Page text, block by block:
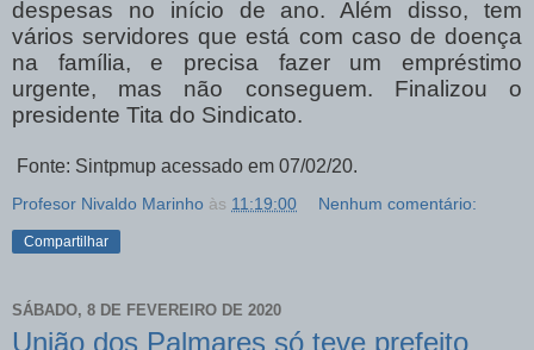
despesas no início de ano. Além disso, tem
vários servidores que está com caso de doença
na família, e precisa fazer um empréstimo
urgente, mas não conseguem. Finalizou o
presidente Tita do Sindicato.
Fonte: Sintpmup acessado em 07/02/20.
Profesor Nivaldo Marinho às 11:19:00 Nenhum comentário:
Compartilhar
SÁBADO, 8 DE FEVEREIRO DE 2020
União dos Palmares só teve prefeito